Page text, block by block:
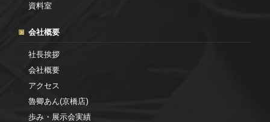
資料室
会社概要
社長挨拶
会社概要
アクセス
魯卿あん(京橋店)
歩み・展示会実績